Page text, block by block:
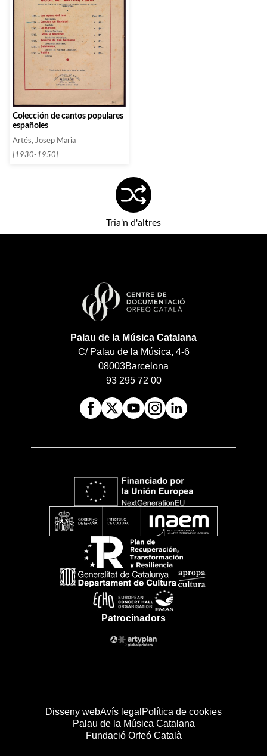
Colección de cantos populares
españoles
Artés, Josep Maria
[1930-1950]
Tria'n d'altres
Palau de la Música Catalana
C/ Palau de la Música, 4-6
08003Barcelona
93 295 72 00
Patrocinadors
Disseny webAvís legal Política de cookies
Palau de la Música Catalana
Fundació Orfeó Català